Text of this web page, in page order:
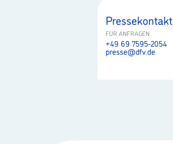
Pressekontakt
FÜR ANFRAGEN
+49 69 7595-2054
presse@dfv.de